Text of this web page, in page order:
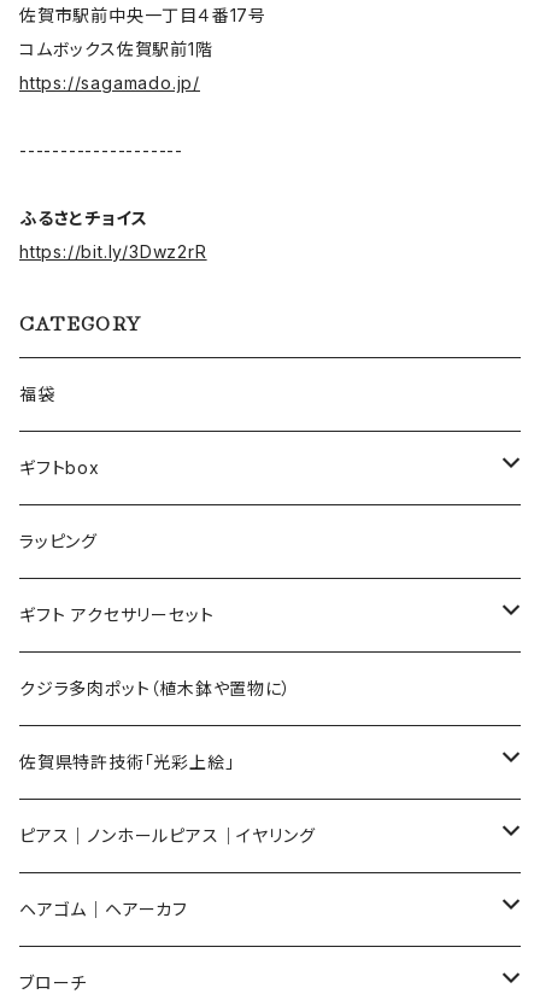
佐賀市駅前中央一丁目４番17号
コムボックス佐賀駅前1階
https://sagamado.jp/
--------------------
ふるさとチョイス
https://bit.ly/3Dwz2rR
CATEGORY
福袋
ギフトbox
Lサイズ
Mサイズ
Sサイズ
ラッピング
ギフト アクセサリーセット
flower
メンズ ギフトセット
クジラ多肉ポット（植木鉢や置物に）
佐賀県特許技術「光彩上絵」
ピアス
イヤリング
ノンホールピアス
ピアス｜ノンホールピアス｜イヤリング
ピアス
Flower
ノンホールピアス
ヘアゴム｜ヘアーカフ
Flower
ブローチ